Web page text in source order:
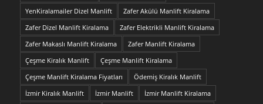
YenKiralamailer Dizel Manlift
Zafer Akülü Manlift Kiralama
Zafer Dizel Manlift Kiralama
Zafer Elektrikli Manlift Kiralama
Zafer Makaslı Manlift Kiralama
Zafer Manlift Kiralama
Çeşme Kiralık Manlift
Çeşme Manlift Kiralama
Çeşme Manlift Kiralama Fiyatları
Ödemiş Kiralık Manlift
İzmir Kiralık Manlift
İzmir Manlift İzmir Manlift Kiralama